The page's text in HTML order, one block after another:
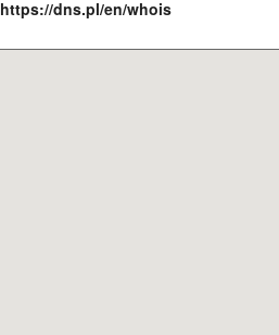
https://dns.pl/en/whois